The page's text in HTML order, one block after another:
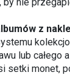
z
lub całego
setki monet,